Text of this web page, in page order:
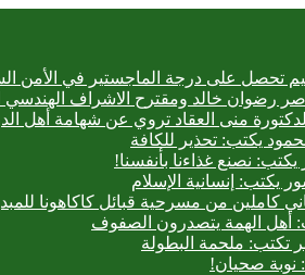
تحصل على درجة الماجستير في الأمن
الدكتورة منى العقاد تروي عن شهامة أهل
يكتب: تحذير للكافة
يكتب: نصنع غذاءنا بأنفسنا!
يكتب: إنسانية الإسلام
كاملين من مسرحية قبائل كاكاهونا
أهل الهمة يتصدرون الصفوف
تكتب: ملحمة البطولة
نوبة صحيان!